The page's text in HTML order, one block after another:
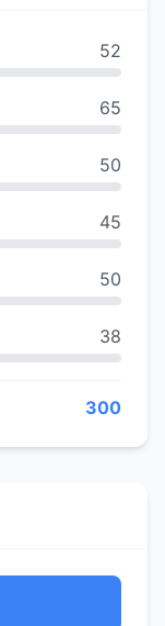
52
65
50
45
50
38
300